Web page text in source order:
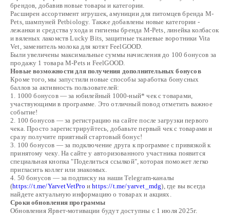
брендов, добавив новые товары и категории.
Расширен ассортимент игрушек, амуниции для питомцев бренда M-
Pets, шампуней Petbiology. Также добавлены новые категории -
лежанки и средства ухода и гигиены бренда M-Pets, линейка колбасок
и вяленых лакомств Lucky Bits, защитные тканевые воротники Vita
Vet, заменитель молока для котят FeelGOOD.
Были увеличены максимальные суммы начисления до 100 бонусов за
продажу 1 товара M-Pets и FeelGOOD.
Новые возможности для получения дополнительных бонусов
Кроме того, мы запустили новые способы заработка бонусных
баллов за активность пользователей:
1. 1000 бонусов — за юбилейный 1000-ный* чек с товарами,
участвующими в программе. Это отличный повод отметить важное
событие!
2. 100 бонусов — за регистрацию на сайте после загрузки первого
чека. Просто зарегистрируйтесь, добавьте первый чек с товарами и
сразу получите приятный стартовый бонус!
3. 100 бонусов — за подключение друга к программе с привязкой к
принятому чеку. На сайте у авторизованного участника появится
специальная кнопка "Поделиться ссылкой", которая поможет легко
пригласить коллег или знакомых.
4. 50 бонусов — за подписку на наши Telegram-каналы
(https://t.me/YarvetVetPro иhttps://t.me/yarvet_mdg), где вы всегда
найдете актуальную информацию о товарах и акциях.
Сроки обновления программы
Обновления Ярвет-мотивации будут доступны с 1 июля 2025г.